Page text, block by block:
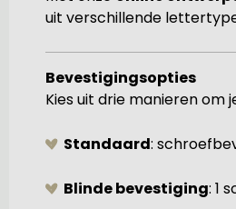
uit verschillende
Bevestigingsopties
Kies uit drie manieren om
Standaard:
Blinde bevestiging: 1